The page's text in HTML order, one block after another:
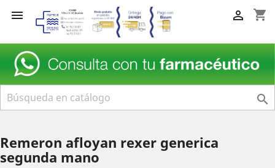
 shopping_cart


Remeron afloyan rexer generica
segunda mano